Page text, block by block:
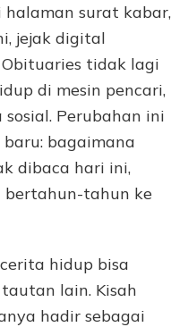
surat kabar,
jejak digital
tidak lagi
di mesin pencari,
Perubahan ini
bagaimana
dibaca hari ini,
bertahun-tahun ke
hidup bisa
lain. Kisah
hadir sebagai